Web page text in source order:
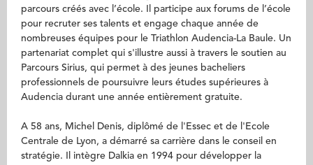
parcours créés avec l’école. Il participe aux forums de l’école
pour recruter ses talents et engage chaque année de
nombreuses équipes pour le Triathlon Audencia-La Baule. Un
partenariat complet qui s'illustre aussi à travers le soutien au
Parcours Sirius, qui permet à des jeunes bacheliers
professionnels de poursuivre leurs études supérieures à
Audencia durant une année entièrement gratuite.
A 58 ans, Michel Denis, diplômé de l'Essec et de l'Ecole
Centrale de Lyon, a démarré sa carrière dans le conseil en
stratégie. Il intègre Dalkia en 1994 pour développer la